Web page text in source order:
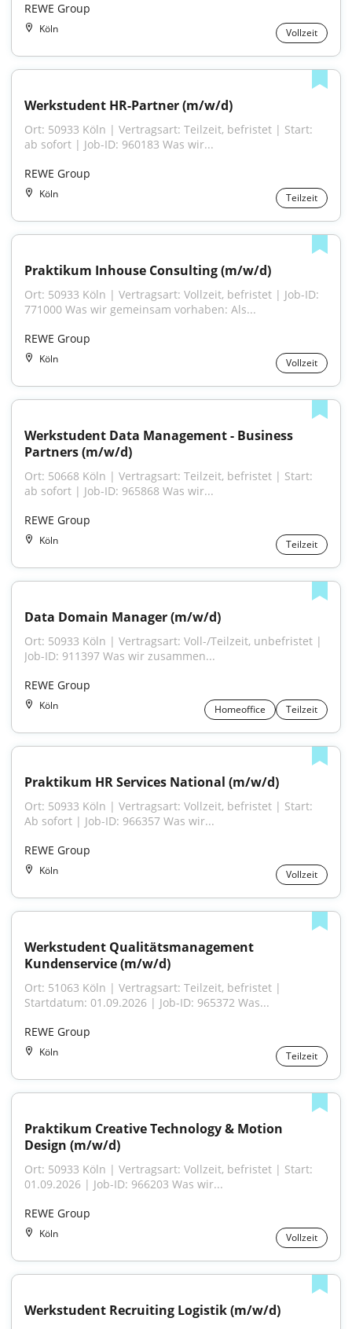
REWE Group
Köln Vollzeit
Werkstudent HR-Partner (m/w/d)
Ort: 50933 Köln | Vertragsart: Teilzeit, befristet | Start:
ab sofort | Job-ID: 960183 Was wir...
REWE Group
Köln Teilzeit
Praktikum Inhouse Consulting (m/w/d)
Ort: 50933 Köln | Vertragsart: Vollzeit, befristet | Job-ID:
771000 Was wir gemeinsam vorhaben: Als...
REWE Group
Köln Vollzeit
Werkstudent Data Management - Business
Partners (m/w/d)
Ort: 50668 Köln | Vertragsart: Teilzeit, befristet | Start:
ab sofort | Job-ID: 965868 Was wir...
REWE Group
Köln Teilzeit
Data Domain Manager (m/w/d)
Ort: 50933 Köln | Vertragsart: Voll-/Teilzeit, unbefristet |
Job-ID: 911397 Was wir zusammen...
REWE Group
Köln Homeoffice Teilzeit
Praktikum HR Services National (m/w/d)
Ort: 50933 Köln | Vertragsart: Vollzeit, befristet | Start:
Ab sofort | Job-ID: 966357 Was wir...
REWE Group
Köln Vollzeit
Werkstudent Qualitätsmanagement
Kundenservice (m/w/d)
Ort: 51063 Köln | Vertragsart: Teilzeit, befristet |
Startdatum: 01.09.2026 | Job-ID: 965372 Was...
REWE Group
Köln Teilzeit
Praktikum Creative Technology & Motion
Design (m/w/d)
Ort: 50933 Köln | Vertragsart: Vollzeit, befristet | Start:
01.09.2026 | Job-ID: 966203 Was wir...
REWE Group
Köln Vollzeit
Werkstudent Recruiting Logistik (m/w/d)